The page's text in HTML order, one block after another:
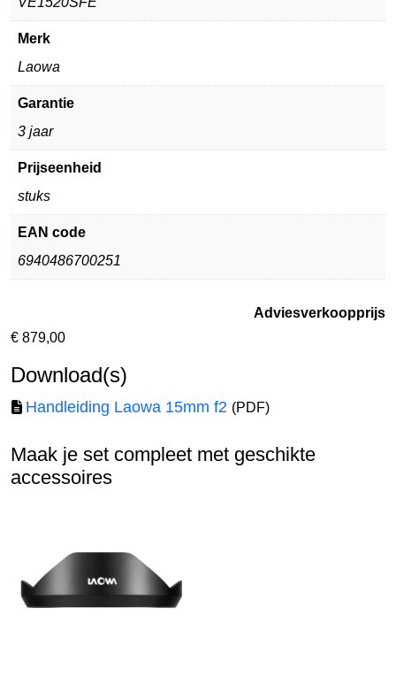
Merk
Laowa
Garantie
3 jaar
Prijseenheid
stuks
EAN code
6940486700251
Adviesverkoopprijs
€ 879,00
Download(s)
Handleiding Laowa 15mm f2 (PDF)
Maak je set compleet met geschikte
accessoires